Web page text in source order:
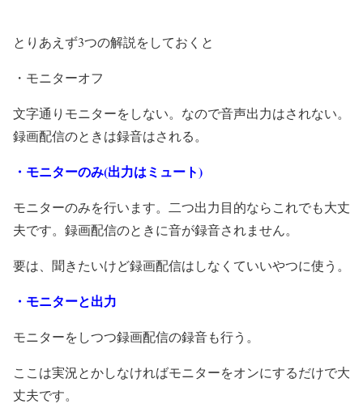
とりあえず3つの解説をしておくと
・モニターオフ
文字通りモニターをしない。なので音声出力はされない。
録画配信のときは録音はされる。
・モニターのみ(出力はミュート)
モニターのみを行います。二つ出力目的ならこれでも大丈
夫です。録画配信のときに音が録音されません。
要は、聞きたいけど録画配信はしなくていいやつに使う。
・モニターと出力
モニターをしつつ録画配信の録音も行う。
ここは実況とかしなければモニターをオンにするだけで大
丈夫です。